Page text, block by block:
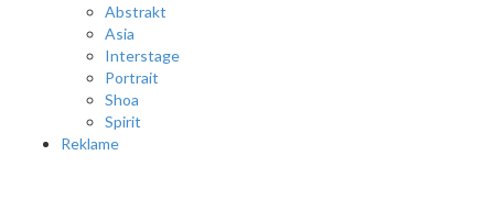
Abstrakt
Asia
Interstage
Portrait
Shoa
Spirit
Reklame